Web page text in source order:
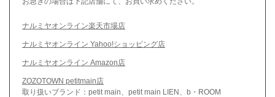
ナルミヤオンライン楽天市場店
ナルミヤオンライン Yahoo!ショッピング店
ナルミヤオンライン Amazon店
ZOZOTOWN petitmain店
取り扱いブランド：petit main、petit main LIEN、b・ROOM